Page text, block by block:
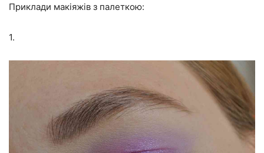
Приклади макіяжів з палеткою:
1.